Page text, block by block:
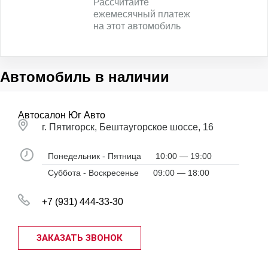
Рассчитайте
ежемесячный платеж
на этот автомобиль
Автомобиль в наличии
Автосалон Юг Авто
г. Пятигорск, Бештаугорское шоссе, 16
Понедельник - Пятница
10:00 — 19:00
Суббота - Воскресенье
09:00 — 18:00
+7 (931) 444-33-30
ЗАКАЗАТЬ ЗВОНОК